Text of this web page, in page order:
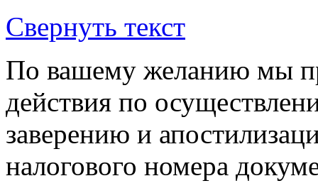
Свернуть текст
По вашему желанию мы
действия по
заверению и
налогового номера